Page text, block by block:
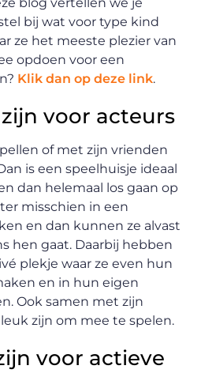
bij wat voor type kind
ze het meeste plezier van
opdoen voor een
Klik dan op deze link.
voor acteurs
of met zijn vrienden
is een speelhuisje ideaal
dan helemaal los gaan op
misschien in een
en dan kunnen ze alvast
hen gaat. Daarbij hebben
plekje waar ze even hun
en in hun eigen
Ook samen met zijn
zijn om mee te spelen.
voor actieve